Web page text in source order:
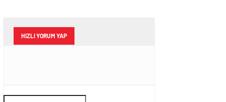
HIZLI YORUM YAP